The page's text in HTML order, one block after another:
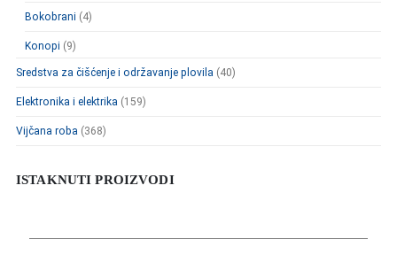
Bokobrani (4)
Konopi (9)
Sredstva za čišćenje i održavanje plovila (40)
Elektronika i elektrika (159)
Vijčana roba (368)
ISTAKNUTI PROIZVODI